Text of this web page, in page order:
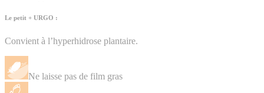
Le petit + URGO :
Convient à l’hyperhidrose plantaire.
Ne laisse pas de film gras